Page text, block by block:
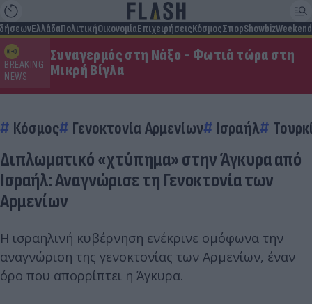
ΕλλάδαΠολιτικήΟικονομίαΕπιχειρήσειςΚόσμοςΣπορShowbizWeekend
BREAKING
NEWS
Συναγερμός στη Νάξο - Φωτιά τώρα στη
Μικρή Βίγλα
Κόσμος Γενοκτονία Αρμενίων Ισραήλ
Διπλωματικό «χτύπημα» στην Άγκυρα από
Ισραήλ: Αναγνώρισε τη Γενοκτονία των
Αρμενίων
Η ισραηλινή κυβέρνηση ενέκρινε ομόφωνα την
αναγνώριση της γενοκτονίας των Αρμενίων, έναν
όρο που απορρίπτει η Άγκυρα.